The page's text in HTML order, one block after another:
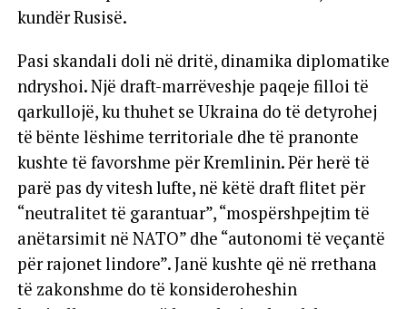
brendshëm po e minon në themele betejën
Pasi skandali doli në dritë, dinamika diplomatike
ndryshoi. Një draft-marrëveshje paqeje filloi të
qarkullojë, ku thuhet se Ukraina do të detyrohej
të bënte lëshime territoriale dhe të pranonte
kushte të favorshme për Kremlinin. Për herë të
parë pas dy vitesh lufte, në këtë draft flitet për
“neutralitet të garantuar”, “mospërshpejtim të
anëtarsimit në NATO” dhe “autonomi të veçantë
për rajonet lindore”. Janë kushte që në rrethana